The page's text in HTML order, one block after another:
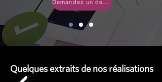
Demandez un devis
Quelques extraits de nos réalisations